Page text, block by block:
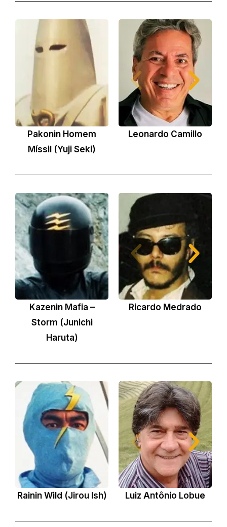
Pakonin Homem
Míssil (Yuji Seki)
Leonardo Camillo
Kazenin Mafia –
Storm (Junichi
Haruta)
Ricardo Medrado
Rainin Wild (Jirou Ish) Luiz Antônio Lobue